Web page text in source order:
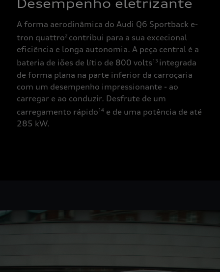
Desempenho eletrizante
A forma aerodinâmica do Audi Q6 Sportback e-
tron quattro2 contribui para a sua excecional
eficiência e longa autonomia. A peça central é a
bateria de iões de lítio de 800 volts13 integrada
de forma plana na parte inferior da carroçaria
com um desempenho impressionante - ao
carregar e ao conduzir. Desfrute de um
carregamento rápido14 e de uma potência de até
285 kW.